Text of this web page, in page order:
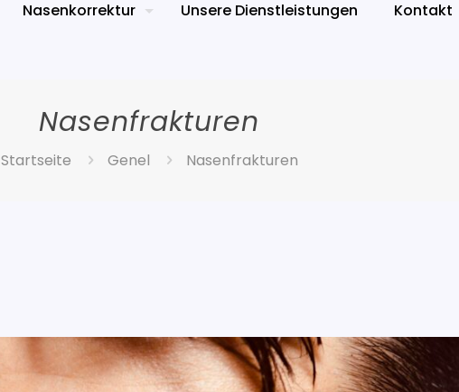
Nasenkorrektur Unsere Dienstleistungen Kontakt
Nasenfrakturen
Startseite Genel Nasenfrakturen